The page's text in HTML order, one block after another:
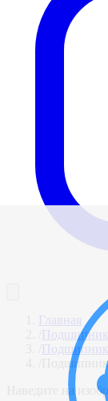
Главная
Подшипник
Наведите на